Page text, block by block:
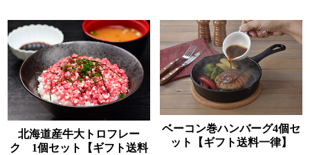
北海道産牛大トロフレー
ク 1個セット【ギフト送料
ベーコン巻ハンバーグ4個セ
ット【ギフト送料一律】